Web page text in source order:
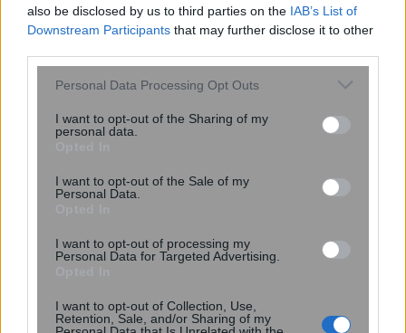
also be disclosed by us to third parties on the IAB’s List of
Downstream Participants that may further disclose it to other
Please note that this website/app uses one or more Google
not limited to your visit or usage behaviour. You may click to
grant or deny consent to Google and its third-party tags to
consent section.
Personal Data Processing Opt Outs
I want to opt-out of the Sharing of my
personal data.
I want to opt-out of the Sale of my
Personal Data.
I want to opt-out of processing my
Personal Data for Targeted Advertising.
I want to opt-out of Collection, Use,
Retention, Sale, and/or Sharing of my
Σχόλια Αναγνωστών
σχολίασε και εσύ
Ακολουθήστε το
Google News
και μάθετε πρώτοι όλες τις ειδήσεις
Δείτε όλες τις τελευταίεςΕιδήσεις
από την Ελλάδα
και τον Κόσμο στο